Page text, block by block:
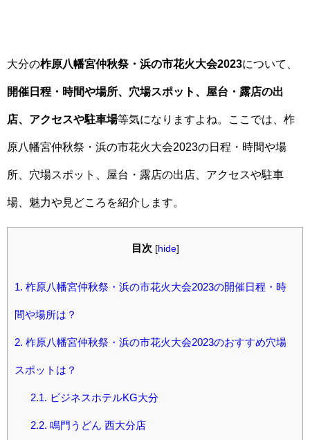
大分の柞原八幡宮仲秋祭・浜の市花火大会2023について、
開催日程・時間や場所、穴場スポット、屋台・露店の出
店、アクセスや駐車場等気になりますよね。ここでは、柞
原八幡宮仲秋祭・浜の市花火大会2023の日程・時間や場
所、穴場スポット、屋台・露店の出店、アクセスや駐車
場、魅力や見どころを紹介します。
目次 [hide]
1. 柞原八幡宮仲秋祭・浜の市花火大会2023の開催日程・時
間や場所は？
2. 柞原八幡宮仲秋祭・浜の市花火大会2023のおすすめ穴場
スポットは？
2.1. ビジネスホテルKG大分
2.2. 鳴門うどん 西大分店